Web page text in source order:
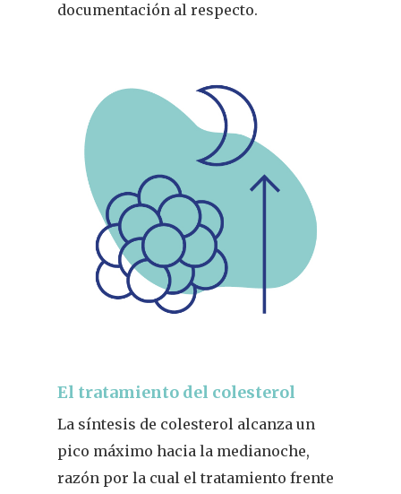
documentación al respecto.
El tratamiento del colesterol
La síntesis de colesterol alcanza un
pico máximo hacia la medianoche,
razón por la cual el tratamiento frente